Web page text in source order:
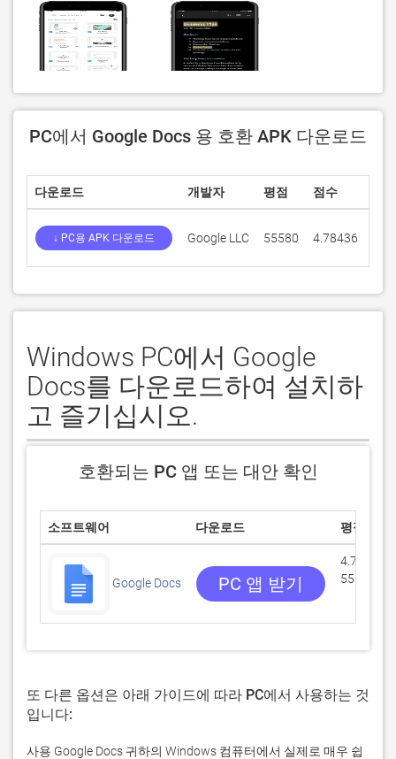
PC에서 Google Docs 용 호환 APK 다운로드
다운로드 개발자 평점 점수
↓ PC용 APK 다운로드 Google LLC 55580 4.78436
Windows PC에서 Google
Docs를 다운로드하여 설치하
고 즐기십시오.
호환되는 PC 앱 또는 대안 확인
소프트웨어 다운로드 평점
Google Docs PC 앱 받기
4.78436/
55580 리
또 다른 옵션은 아래 가이드에 따라 PC에서 사용하는 것
입니다:
사용 Google Docs 귀하의 Windows 컴퓨터에서 실제로 매우 쉽